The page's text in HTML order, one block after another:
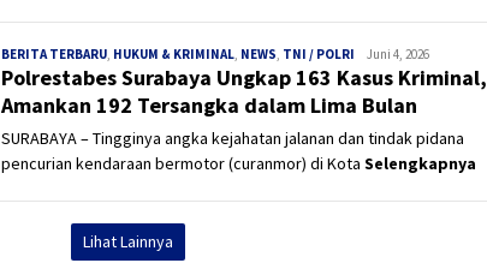
BERITA TERBARU, HUKUM & KRIMINAL, NEWS, TNI / POLRI Panjinusantara
Juni 4, 2026
Polrestabes Surabaya Ungkap 163 Kasus Kriminal,
Amankan 192 Tersangka dalam Lima Bulan
SURABAYA – Tingginya angka kejahatan jalanan dan tindak pidana
pencurian kendaraan bermotor (curanmor) di Kota Selengkapnya
Lihat Lainnya